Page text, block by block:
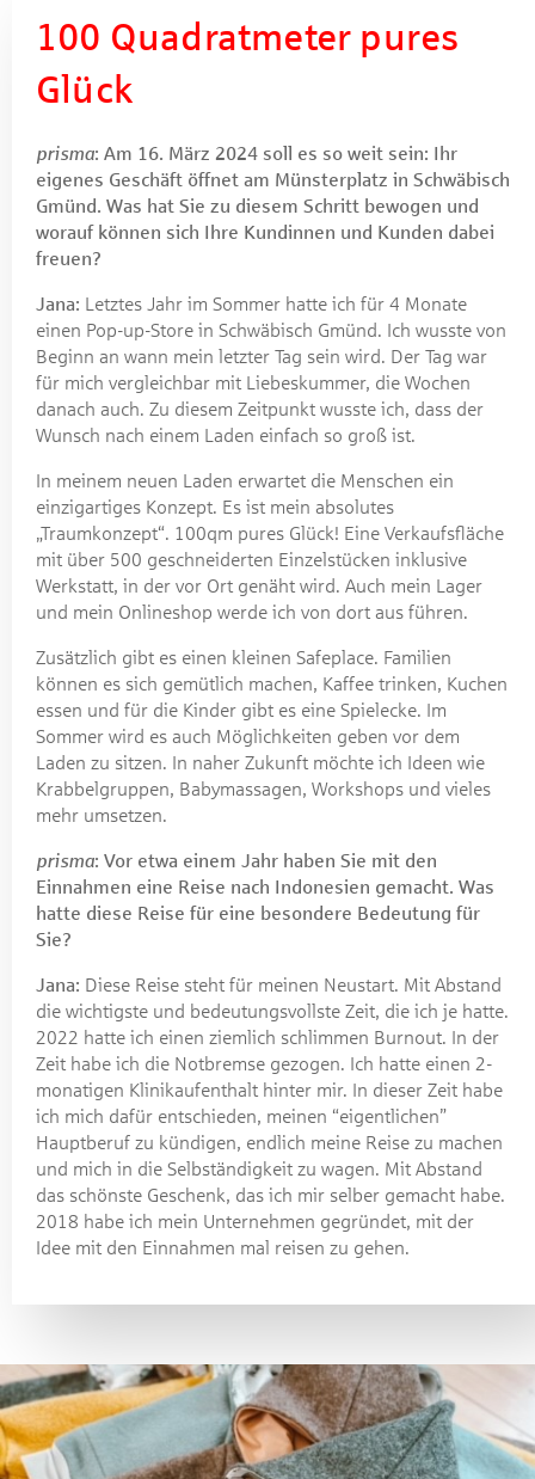
100 Quadratmeter pures
Glück
prisma: Am 16. März 2024 soll es so weit sein: Ihr
eigenes Geschäft öffnet am Münsterplatz in Schwäbisch
Gmünd. Was hat Sie zu diesem Schritt bewogen und
worauf können sich Ihre Kundinnen und Kunden dabei
freuen?
Jana: Letztes Jahr im Sommer hatte ich für 4 Monate
einen Pop-up-Store in Schwäbisch Gmünd. Ich wusste von
Beginn an wann mein letzter Tag sein wird. Der Tag war
für mich vergleichbar mit Liebeskummer, die Wochen
danach auch. Zu diesem Zeitpunkt wusste ich, dass der
Wunsch nach einem Laden einfach so groß ist.
In meinem neuen Laden erwartet die Menschen ein
einzigartiges Konzept. Es ist mein absolutes
„Traumkonzept“. 100qm pures Glück! Eine Verkaufsfläche
mit über 500 geschneiderten Einzelstücken inklusive
Werkstatt, in der vor Ort genäht wird. Auch mein Lager
und mein Onlineshop werde ich von dort aus führen.
Zusätzlich gibt es einen kleinen Safeplace. Familien
können es sich gemütlich machen, Kaffee trinken, Kuchen
essen und für die Kinder gibt es eine Spielecke. Im
Sommer wird es auch Möglichkeiten geben vor dem
Laden zu sitzen. In naher Zukunft möchte ich Ideen wie
Krabbelgruppen, Babymassagen, Workshops und vieles
mehr umsetzen.
prisma: Vor etwa einem Jahr haben Sie mit den
Einnahmen eine Reise nach Indonesien gemacht. Was
hatte diese Reise für eine besondere Bedeutung für
Sie?
Jana: Diese Reise steht für meinen Neustart. Mit Abstand
die wichtigste und bedeutungsvollste Zeit, die ich je hatte.
2022 hatte ich einen ziemlich schlimmen Burnout. In der
Zeit habe ich die Notbremse gezogen. Ich hatte einen 2-
monatigen Klinikaufenthalt hinter mir. In dieser Zeit habe
ich mich dafür entschieden, meinen “eigentlichen”
Hauptberuf zu kündigen, endlich meine Reise zu machen
und mich in die Selbständigkeit zu wagen. Mit Abstand
das schönste Geschenk, das ich mir selber gemacht habe.
2018 habe ich mein Unternehmen gegründet, mit der
Idee mit den Einnahmen mal reisen zu gehen.